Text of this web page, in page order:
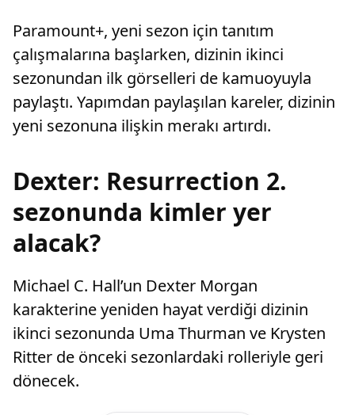
Paramount+, yeni sezon için tanıtım
çalışmalarına başlarken, dizinin ikinci
sezonundan ilk görselleri de kamuoyuyla
paylaştı. Yapımdan paylaşılan kareler, dizinin
yeni sezonuna ilişkin merakı artırdı.
Dexter: Resurrection 2.
sezonunda kimler yer
alacak?
Michael C. Hall’un Dexter Morgan
karakterine yeniden hayat verdiği dizinin
ikinci sezonunda Uma Thurman ve Krysten
Ritter de önceki sezonlardaki rolleriyle geri
dönecek.